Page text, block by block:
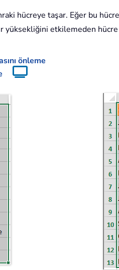
hücreye taşar. Eğer bu
etkilemeden
önleme